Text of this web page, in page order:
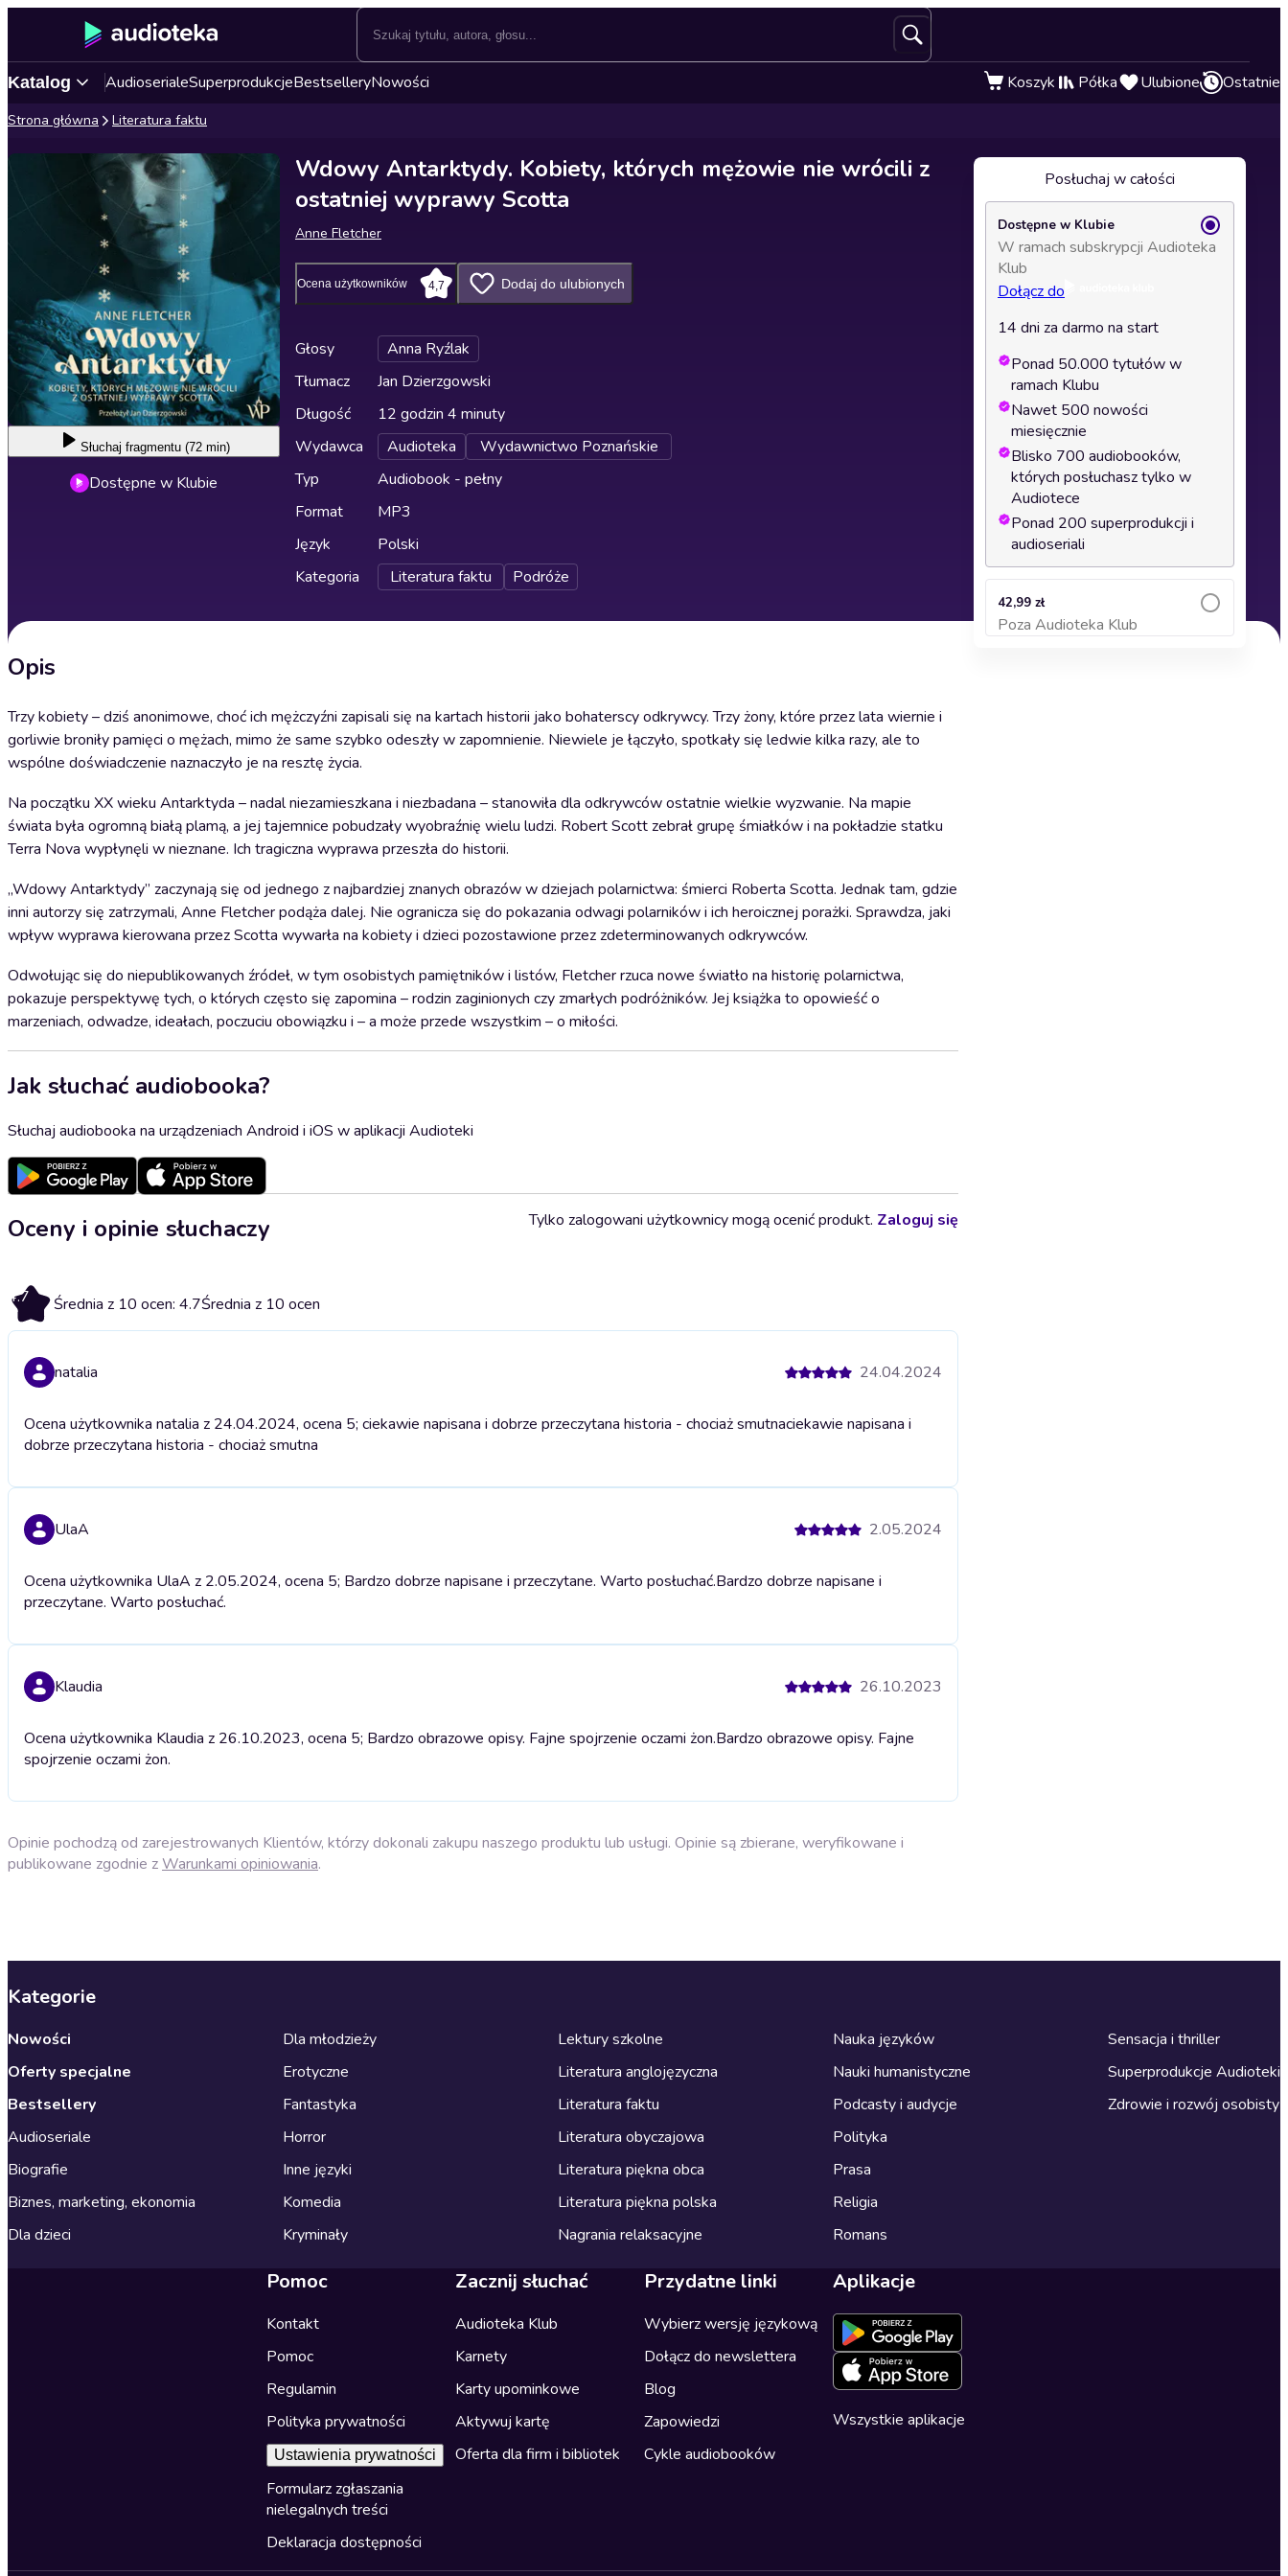
Katalog AudioserialeSuperprodukcjeBestselleryNowości Koszyk Półka Ulubione Ostatnie
Strona główna Literatura faktu
Słuchaj fragmentu (72 min)
Dostępne w Klubie
Wdowy Antarktydy. Kobiety, których mężowie nie wrócili z
ostatniej wyprawy Scotta
Anne Fletcher
Ocena użytkowników 4,7 Dodaj do ulubionych
Głosy
Anna Ryźlak
Tłumacz
Jan Dzierzgowski
Długość
12 godzin 4 minuty
Wydawca
Audioteka
Wydawnictwo Poznańskie
Typ
Audiobook - pełny
Format
MP3
Język
Polski
Kategoria
Literatura faktu Podróże
Opis
Trzy kobiety – dziś anonimowe, choć ich mężczyźni zapisali się na kartach historii jako bohaterscy odkrywcy. Trzy żony, które przez lata wiernie i
gorliwie broniły pamięci o mężach, mimo że same szybko odeszły w zapomnienie. Niewiele je łączyło, spotkały się ledwie kilka razy, ale to
wspólne doświadczenie naznaczyło je na resztę życia.
Na początku XX wieku Antarktyda – nadal niezamieszkana i niezbadana – stanowiła dla odkrywców ostatnie wielkie wyzwanie. Na mapie
świata była ogromną białą plamą, a jej tajemnice pobudzały wyobraźnię wielu ludzi. Robert Scott zebrał grupę śmiałków i na pokładzie statku
Terra Nova wypłynęli w nieznane. Ich tragiczna wyprawa przeszła do historii.
„Wdowy Antarktydy” zaczynają się od jednego z najbardziej znanych obrazów w dziejach polarnictwa: śmierci Roberta Scotta. Jednak tam, gdzie
inni autorzy się zatrzymali, Anne Fletcher podąża dalej. Nie ogranicza się do pokazania odwagi polarników i ich heroicznej porażki. Sprawdza, jaki
wpływ wyprawa kierowana przez Scotta wywarła na kobiety i dzieci pozostawione przez zdeterminowanych odkrywców.
Odwołując się do niepublikowanych źródeł, w tym osobistych pamiętników i listów, Fletcher rzuca nowe światło na historię polarnictwa,
pokazuje perspektywę tych, o których często się zapomina – rodzin zaginionych czy zmarłych podróżników. Jej książka to opowieść o
marzeniach, odwadze, ideałach, poczuciu obowiązku i – a może przede wszystkim – o miłości.
Jak słuchać audiobooka?
Słuchaj audiobooka na urządzeniach Android i iOS w aplikacji Audioteki
Oceny i opinie słuchaczy
4.7 Średnia z 10 ocen: 4.7Średnia z 10 ocen
Tylko zalogowani użytkownicy mogą ocenić produkt. Zaloguj się
natalia 24.04.2024
Ocena użytkownika natalia z 24.04.2024, ocena 5; ciekawie napisana i dobrze przeczytana historia - chociaż smutnaciekawie napisana i
dobrze przeczytana historia - chociaż smutna
UlaA 2.05.2024
Ocena użytkownika UlaA z 2.05.2024, ocena 5; Bardzo dobrze napisane i przeczytane. Warto posłuchać.Bardzo dobrze napisane i
przeczytane. Warto posłuchać.
Klaudia 26.10.2023
Ocena użytkownika Klaudia z 26.10.2023, ocena 5; Bardzo obrazowe opisy. Fajne spojrzenie oczami żon.Bardzo obrazowe opisy. Fajne
spojrzenie oczami żon.
Opinie pochodzą od zarejestrowanych Klientów, którzy dokonali zakupu naszego produktu lub usługi. Opinie są zbierane, weryfikowane i
publikowane zgodnie zWarunkami opiniowania.
Posłuchaj w całości
Dostępne w Klubie
W ramach subskrypcji Audioteka
Klub
Dołącz do
14 dni za darmo na start
Ponad 50.000 tytułów w
ramach Klubu
Nawet 500 nowości
miesięcznie
Blisko 700 audiobooków,
których posłuchasz tylko w
Audiotece
Ponad 200 superprodukcji i
audioseriali
42,99 zł
Poza Audioteka Klub
Dodaj do koszyka
Kategorie
Nowości
Oferty specjalne
Bestsellery
Audioseriale
Biografie
Biznes, marketing, ekonomia
Dla dzieci
Dla młodzieży
Erotyczne
Fantastyka
Horror
Inne języki
Komedia
Kryminały
Lektury szkolne
Literatura anglojęzyczna
Literatura faktu
Literatura obyczajowa
Literatura piękna obca
Literatura piękna polska
Nagrania relaksacyjne
Nauka języków
Nauki humanistyczne
Podcasty i audycje
Polityka
Prasa
Religia
Romans
Sensacja i thriller
Superprodukcje Audioteki
Zdrowie i rozwój osobisty
Pomoc
Kontakt
Pomoc
Regulamin
Polityka prywatności
Ustawienia prywatności
Formularz zgłaszania
nielegalnych treści
Deklaracja dostępności
Zacznij słuchać
Audioteka Klub
Karnety
Karty upominkowe
Aktywuj kartę
Oferta dla firm i bibliotek
Przydatne linki
Wybierz wersję językową
Dołącz do newslettera
Blog
Zapowiedzi
Cykle audiobooków
Aplikacje
Wszystkie aplikacje